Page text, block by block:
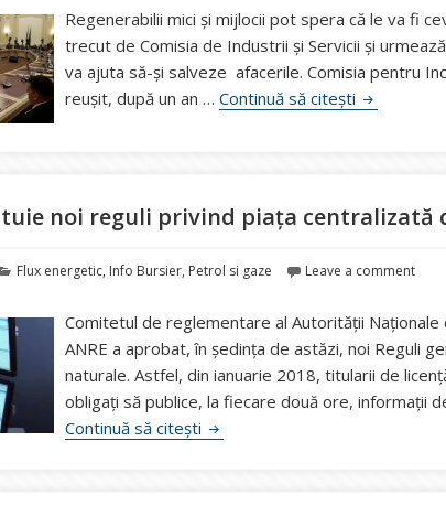
Regenerabilii mici și mijlocii pot spera că le va fi
trecut de Comisia de Industrii și Servicii și
va ajuta să-și salveze afacerile. Comisia pentru
reușit, după un an …Continuă să citești
noi reguli privind piața centralizată
Categorii
Flux energetic, Info Bursier, Petrol si gaze Leave a comment
Comitetul de reglementare al Autorității
ANRE a aprobat, în şedinţa de astăzi, noi Reguli
naturale. Astfel, din ianuarie 2018, titularii de
obligați să publice, la fiecare două ore, informaţii
Continuă să citești ANRE instituie noi reguli